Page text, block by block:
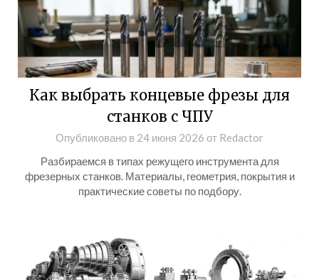
Как выбрать концевые фрезы для
станков с ЧПУ
Опубликовано в 24 июня 2026 от Redactor
Разбираемся в типах режущего инструмента для
фрезерных станков. Материалы, геометрия, покрытия и
практические советы по подбору.